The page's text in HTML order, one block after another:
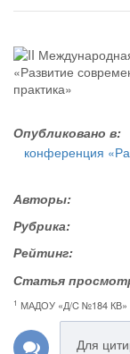
Опубликовано в:
конференция
Авторы:
Рубрика:
Рейтинг:
Статья
1 МАДОУ «Д/C №184 КВ»
Для